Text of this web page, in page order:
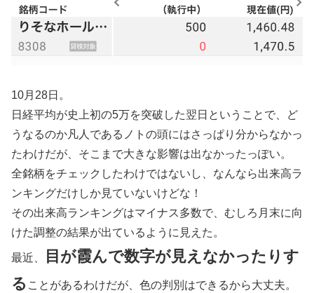
10月28日。
日経平均が史上初の5万を突破した翌日ということで、ど
うなるのか凡人であるノトの頭にはさっぱり分からなかっ
たわけだが、そこまで大きな影響は出なかったっぽい。
全銘柄をチェックしたわけではないし、なんなら出来高ラ
ンキングだけしか見ていないけどな！
その出来高ランキングはマイナス多数で、むしろ月末に向
けた調整の結果が出ているように見えた。
最近、
目が霞んで数字が見えなかったりす
る ことがあるわけだが、色の判別はできるから大丈夫。